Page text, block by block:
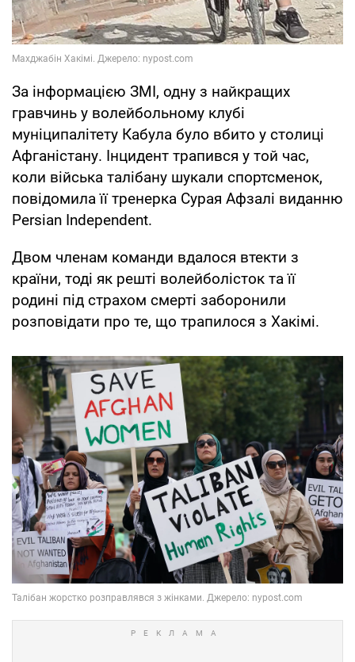
За інформацією ЗМІ, одну з найкращих
гравчинь у волейбольному клубі
муніципалітету Кабула було вбито у столиці
Афганістану. Інцидент трапився у той час,
коли війська талібану шукали спортсменок,
повідомила її тренерка Сурая Афзалі виданню
Persian Independent.
Двом членам команди вдалося втекти з
країни, тоді як решті волейболісток та її
родинi під страхом смерті заборонили
розповідати про те, що трапилося з Хакімі.